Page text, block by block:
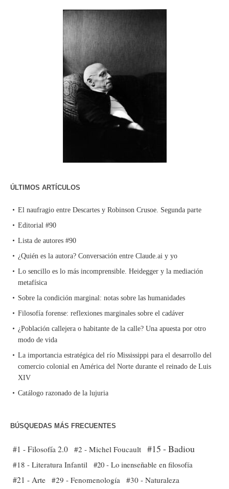
ÚLTIMOS ARTÍCULOS
El naufragio entre Descartes y Robinson Crusoe. Segunda parte
Editorial #90
Lista de autores #90
¿Quién es la autora? Conversación entre Claude.ai y yo
Lo sencillo es lo más incomprensible. Heidegger y la mediación
metafísica
Sobre la condición marginal: notas sobre las humanidades
Filosofía forense: reflexiones marginales sobre el cadáver
¿Población callejera o habitante de la calle? Una apuesta por otro
modo de vida
La importancia estratégica del río Mississippi para el desarrollo del
comercio colonial en América del Norte durante el reinado de Luis
XIV
Catálogo razonado de la lujuria
BÚSQUEDAS MÁS FRECUENTES
#1 - Filosofía 2.0 #2 - Michel Foucault #15 - Badiou
#18 - Literatura Infantil #20 - Lo inenseñable en filosofía
#21 - Arte #29 - Fenomenología
#30 - Naturaleza